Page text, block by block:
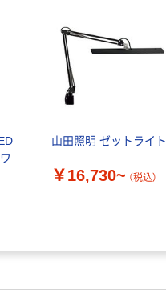
山田照明 ゼットライト
￥16,730~ （税込）